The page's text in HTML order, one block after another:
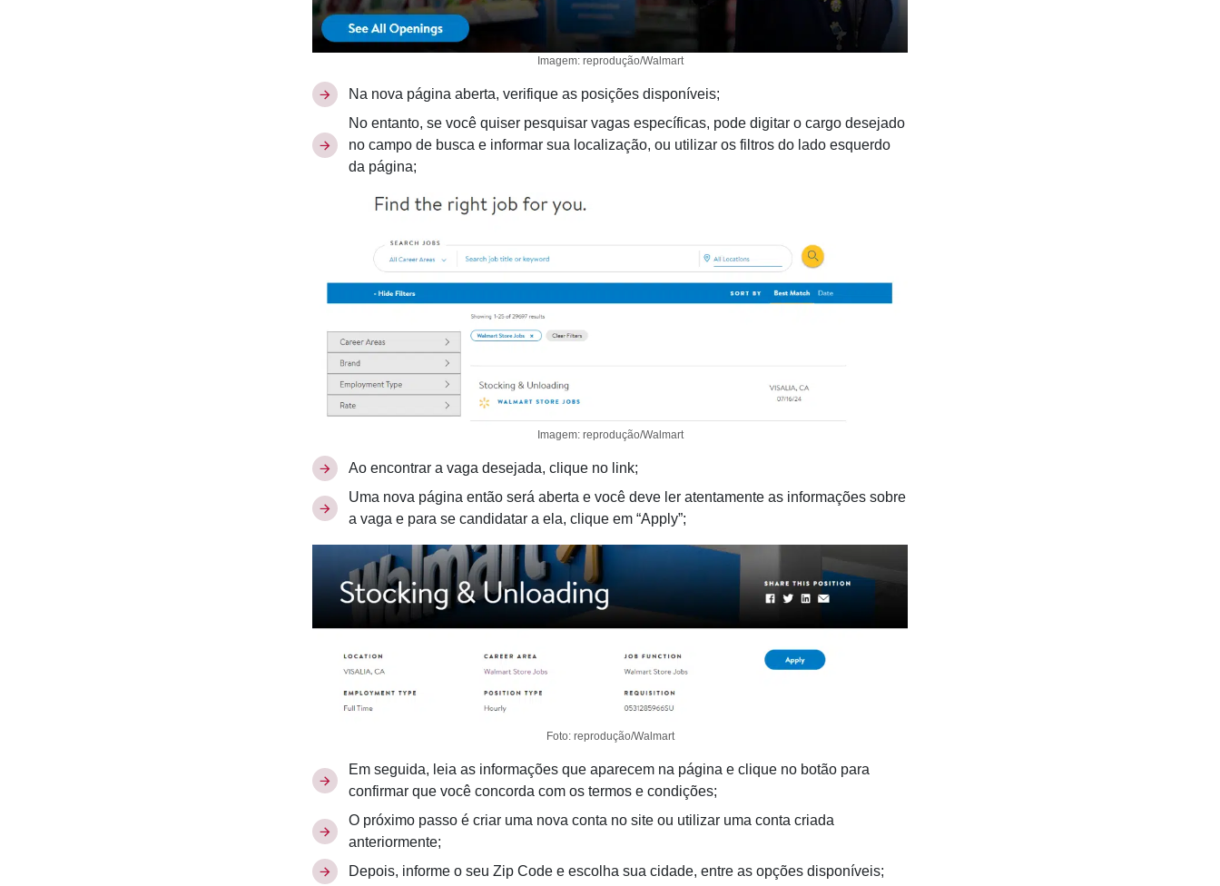
Imagem: reprodução/Walmart
Na nova página aberta, verifique as posições disponíveis;
No entanto, se você quiser pesquisar vagas específicas, pode digitar o cargo desejado
no campo de busca e informar sua localização, ou utilizar os filtros do lado esquerdo
da página;
Imagem: reprodução/Walmart
Ao encontrar a vaga desejada, clique no link;
Uma nova página então será aberta e você deve ler atentamente as informações sobre
a vaga e para se candidatar a ela, clique em “Apply”;
Foto: reprodução/Walmart
Em seguida, leia as informações que aparecem na página e clique no botão para
confirmar que você concorda com os termos e condições;
O próximo passo é criar uma nova conta no site ou utilizar uma conta criada
anteriormente;
Depois, informe o seu Zip Code e escolha sua cidade, entre as opções disponíveis;